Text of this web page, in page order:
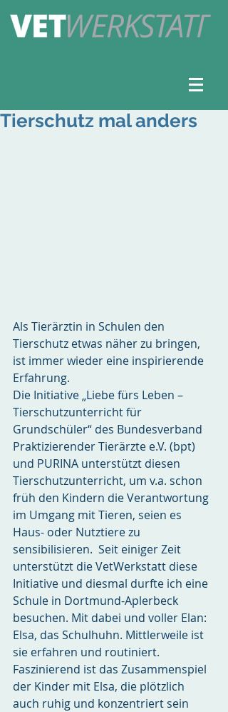
Tierschutz mal anders
Als Tierärztin in Schulen den
Tierschutz etwas näher zu bringen,
ist immer wieder eine inspirierende
Erfahrung.
Die Initiative „Liebe fürs Leben –
Tierschutzunterricht für
Grundschüler“ des Bundesverband
Praktizierender Tierärzte e.V. (bpt)
und PURINA unterstützt diesen
Tierschutzunterricht, um v.a. schon
früh den Kindern die Verantwortung
im Umgang mit Tieren, seien es
Haus- oder Nutztiere zu
sensibilisieren.  Seit einiger Zeit
unterstützt die VetWerkstatt diese
Initiative und diesmal durfte ich eine
Schule in Dortmund-Aplerbeck
besuchen. Mit dabei und voller Elan:
Elsa, das Schulhuhn. Mittlerweile ist
sie erfahren und routiniert.
Faszinierend ist das Zusammenspiel
der Kinder mit Elsa, die plötzlich
auch ruhig und konzentriert sein